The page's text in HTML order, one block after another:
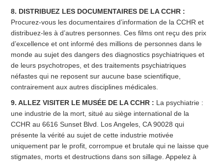
8. DISTRIBUEZ LES DOCUMENTAIRES DE LA CCHR :
Procurez-vous les documentaires d’information de la CCHR et
distribuez-les à d’autres personnes. Ces films ont reçu des prix
d’excellence et ont informé des millions de personnes dans le
monde au sujet des dangers des diagnostics psychiatriques et
de leurs psychotropes, et des traitements psychiatriques
néfastes qui ne reposent sur aucune base scientifique,
contrairement aux autres disciplines médicales.
9. ALLEZ VISITER LE MUSÉE DE LA CCHR : La psychiatrie :
une industrie de la mort, situé au siège international de la
CCHR au 6616 Sunset Blvd. Los Angeles, CA 90028 qui
présente la vérité au sujet de cette industrie motivée
uniquement par le profit, corrompue et brutale qui ne laisse que
stigmates, morts et destructions dans son sillage. Appelez à